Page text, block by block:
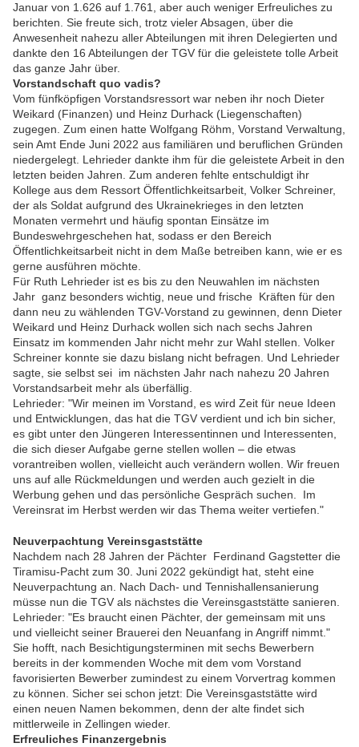
Januar von 1.626 auf 1.761, aber auch weniger Erfreuliches zu
berichten. Sie freute sich, trotz vieler Absagen, über die
Anwesenheit nahezu aller Abteilungen mit ihren Delegierten und
dankte den 16 Abteilungen der TGV für die geleistete tolle Arbeit
das ganze Jahr über.
Vorstandschaft quo vadis?
Vom fünfköpfigen Vorstandsressort war neben ihr noch Dieter
Weikard (Finanzen) und Heinz Durhack (Liegenschaften)
zugegen. Zum einen hatte Wolfgang Röhm, Vorstand Verwaltung,
sein Amt Ende Juni 2022 aus familiären und beruflichen Gründen
niedergelegt. Lehrieder dankte ihm für die geleistete Arbeit in den
letzten beiden Jahren. Zum anderen fehlte entschuldigt ihr
Kollege aus dem Ressort Öffentlichkeitsarbeit, Volker Schreiner,
der als Soldat aufgrund des Ukrainekrieges in den letzten
Monaten vermehrt und häufig spontan Einsätze im
Bundeswehrgeschehen hat, sodass er den Bereich
Öffentlichkeitsarbeit nicht in dem Maße betreiben kann, wie er es
gerne ausführen möchte.
Für Ruth Lehrieder ist es bis zu den Neuwahlen im nächsten
Jahr ganz besonders wichtig, neue und frische Kräften für den
dann neu zu wählenden TGV-Vorstand zu gewinnen, denn Dieter
Weikard und Heinz Durhack wollen sich nach sechs Jahren
Einsatz im kommenden Jahr nicht mehr zur Wahl stellen. Volker
Schreiner konnte sie dazu bislang nicht befragen. Und Lehrieder
sagte, sie selbst sei im nächsten Jahr nach nahezu 20 Jahren
Vorstandsarbeit mehr als überfällig.
Lehrieder: "Wir meinen im Vorstand, es wird Zeit für neue Ideen
und Entwicklungen, das hat die TGV verdient und ich bin sicher,
es gibt unter den Jüngeren Interessentinnen und Interessenten,
die sich dieser Aufgabe gerne stellen wollen – die etwas
vorantreiben wollen, vielleicht auch verändern wollen. Wir freuen
uns auf alle Rückmeldungen und werden auch gezielt in die
Werbung gehen und das persönliche Gespräch suchen. Im
Vereinsrat im Herbst werden wir das Thema weiter vertiefen."
Neuverpachtung Vereinsgaststätte
Nachdem nach 28 Jahren der Pächter Ferdinand Gagstetter die
Tiramisu-Pacht zum 30. Juni 2022 gekündigt hat, steht eine
Neuverpachtung an. Nach Dach- und Tennishallensanierung
müsse nun die TGV als nächstes die Vereinsgaststätte sanieren.
Lehrieder: "Es braucht einen Pächter, der gemeinsam mit uns
und vielleicht seiner Brauerei den Neuanfang in Angriff nimmt."
Sie hofft, nach Besichtigungsterminen mit sechs Bewerbern
bereits in der kommenden Woche mit dem vom Vorstand
favorisierten Bewerber zumindest zu einem Vorvertrag kommen
zu können. Sicher sei schon jetzt: Die Vereinsgaststätte wird
einen neuen Namen bekommen, denn der alte findet sich
mittlerweile in Zellingen wieder.
Erfreuliches Finanzergebnis